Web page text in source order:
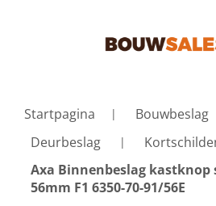
Startpagina
Bouwbeslag
Deurbeslag
Axa Binnenbeslag
56mm F1 6350-70-91/56E